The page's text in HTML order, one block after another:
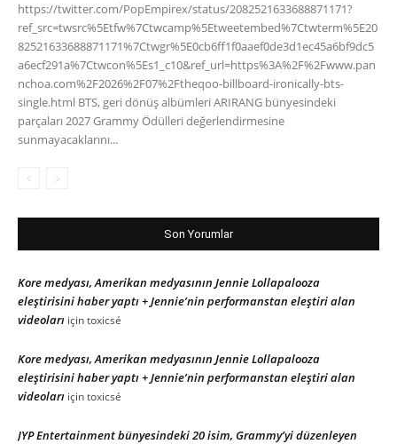
https://twitter.com/PopEmpirex/status/2082521633688871171?
ref_src=twsrc%5Etfw%7Ctwcamp%5Etweetembed%7Ctwterm%5E20
82521633688871171%7Ctwgr%5E0cb6ff1f0aaef0de3d1ec45a6bf9dc5
a6ecf291a%7Ctwcon%5Es1_c10&ref_url=https%3A%2F%2Fwww.pan
nchoa.com%2F2026%2F07%2Ftheqoo-billboard-ironically-bts-
single.html BTS, geri dönüş albümleri ARIRANG bünyesindeki
parçaları 2027 Grammy Ödülleri değerlendirmesine
sunmayacaklarını...
Son Yorumlar
Kore medyası, Amerikan medyasının Jennie Lollapalooza
eleştirisini haber yaptı + Jennie’nin performanstan eleştiri alan
videoları içintoxicsé
Kore medyası, Amerikan medyasının Jennie Lollapalooza
eleştirisini haber yaptı + Jennie’nin performanstan eleştiri alan
videoları içintoxicsé
JYP Entertainment bünyesindeki 20 isim, Grammy’yi düzenleyen